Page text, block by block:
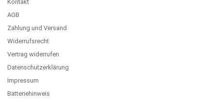
Kontakt
AGB
Zahlung und Versand
Widerrufsrecht
Vertrag widerrufen
Datenschutzerklärung
Impressum
Batteriehinweis